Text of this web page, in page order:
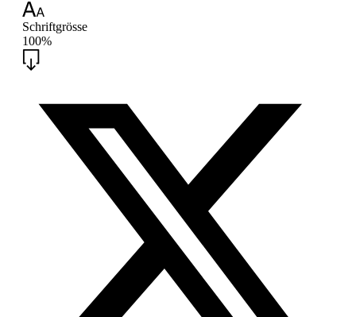
Schriftgrösse
100%